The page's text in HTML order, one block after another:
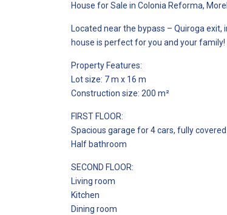
House for Sale in Colonia Reforma,
Located near the bypass – Quiroga
house is perfect for you and your family!
Property Features:
Lot size: 7 m x 16 m
Construction size: 200 m²
FIRST FLOOR:
Spacious garage for 4 cars, fully covered
Half bathroom
SECOND FLOOR:
Living room
Kitchen
Dining room